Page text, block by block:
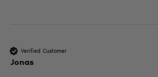
Verified Customer
Jonas